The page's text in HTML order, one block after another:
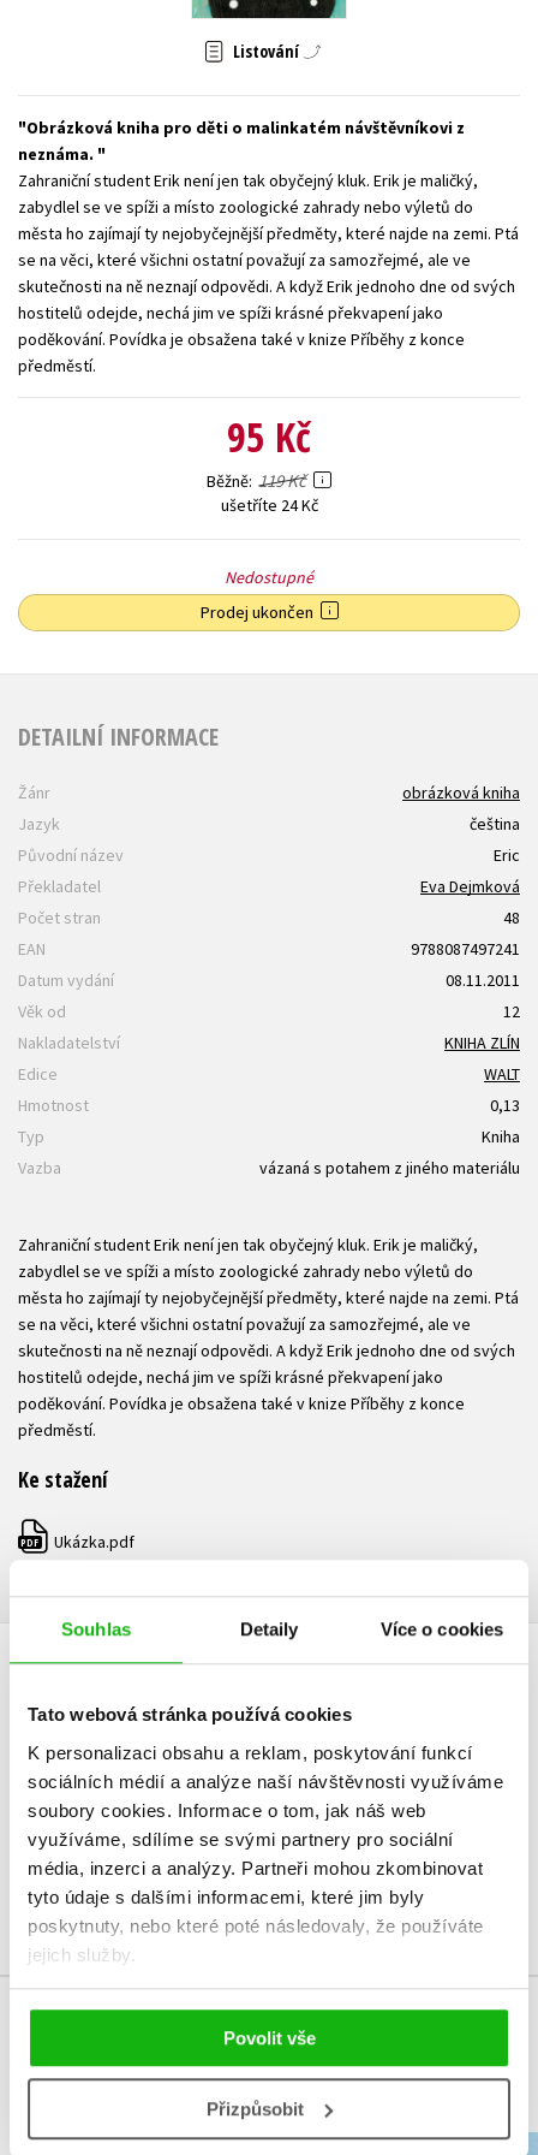
Souhlas Detaily Více o cookies
Tato webová stránka používá cookies
K personalizaci obsahu a reklam, poskytování funkcí
sociálních médií a analýze naší návštěvnosti využíváme
soubory cookies. Informace o tom, jak náš web
využíváme, sdílíme se svými partnery pro sociální
média, inzerci a analýzy. Partneři mohou zkombinovat
tyto údaje s dalšími informacemi, které jim byly
poskytnuty, nebo které poté následovaly, že používáte
jejich služby.
Povolit vše
Přizpůsobit
Listování
Obrázková kniha pro děti o malinkatém návštěvníkovi z
neznáma.
Zahraniční student Erik není jen tak obyčejný kluk. Erik je maličký,
zabydlel se ve spíži a místo zoologické zahrady nebo výletů do
města ho zajímají ty nejobyčejnější předměty, které najde na zemi. Ptá
se na věci, které všichni ostatní považují za samozřejmé, ale ve
skutečnosti na ně neznají odpovědi. A když Erik jednoho dne od svých
hostitelů odejde, nechá jim ve spíži krásné překvapení jako
poděkování. Povídka je obsažena také v knize Příběhy z konce
předměstí.
95 Kč
Běžně 119 Kč
ušetříte 24 Kč
Nedostupné
Prodej ukončen
DETAILNÍ INFORMACE
Žánr
obrázková kniha
Jazyk
čeština
Původní název
Eric
Překladatel
Eva Dejmková
Počet stran
48
EAN
9788087497241
Datum vydání
08.11.2011
Věk od
12
Nakladatelství
KNIHA ZLÍN
Edice
WALT
Hmotnost
0,13
Typ
Kniha
Vazba
vázaná s potahem z jiného materiálu
Zahraniční student Erik není jen tak obyčejný kluk. Erik je maličký,
zabydlel se ve spíži a místo zoologické zahrady nebo výletů do
města ho zajímají ty nejobyčejnější předměty, které najde na zemi. Ptá
se na věci, které všichni ostatní považují za samozřejmé, ale ve
skutečnosti na ně neznají odpovědi. A když Erik jednoho dne od svých
hostitelů odejde, nechá jim ve spíži krásné překvapení jako
poděkování. Povídka je obsažena také v knize Příběhy z konce
předměstí.
Ke stažení
PDF Ukázka.pdf
Vaše hodnocení
Uživatelskou recenzi mohou vkládat pouze registrovaní uživatelé
Přihlásit
MOHLO BY VÁS TAKÉ ZAJÍMAT